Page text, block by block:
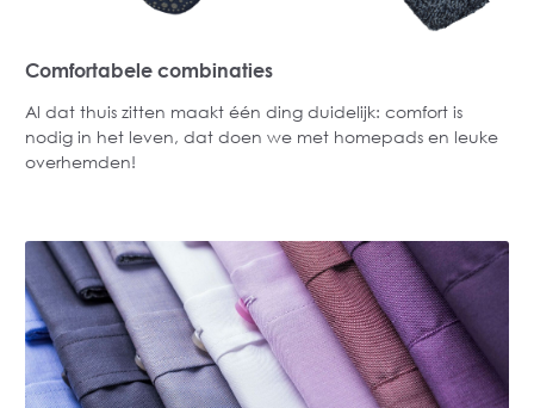
Comfortabele combinaties
Al dat thuis zitten maakt één ding duidelijk: comfort is
nodig in het leven, dat doen we met homepads en leuke
overhemden!